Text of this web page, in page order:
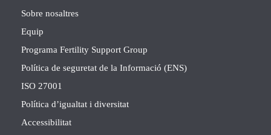
Sobre nosaltres
Equip
Programa Fertility Support Group
Política de seguretat de la Informació (ENS)
ISO 27001
Política d’igualtat i diversitat
Accessibilitat